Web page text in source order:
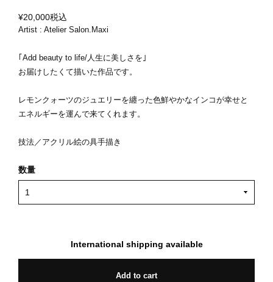
¥20,000税込
Artist : Atelier Salon.Maxi
｢Add beauty to life/人生に美しさを｣
お届けしたくて描いた作品です。
レモンクォーツのジュエリーを纏った色鮮やかなインコが幸せと
エネルギーを運んで来てくれます。
技法／アクリル絵の具手描き
数量
International shipping available
Add to cart